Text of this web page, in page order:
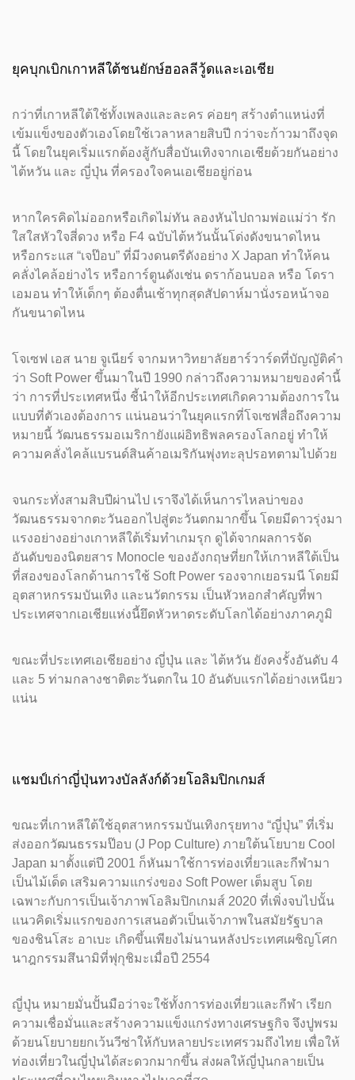
ยุคบุกเบิกเกาหลีใต้ชนยักษ์ฮอลลีวู้ดและเอเชีย
กว่าที่เกาหลีใต้ใช้ทั้งเพลงและละคร ค่อยๆ สร้างตำแหน่งที่
เข้มแข็งของตัวเองโดยใช้เวลาหลายสิบปี กว่าจะก้าวมาถึงจุด
นี้ โดยในยุคเริ่มแรกต้องสู้กับสื่อบันเทิงจากเอเชียด้วยกันอย่าง
ไต้หวัน และ ญี่ปุ่น ที่ครองใจคนเอเชียอยู่ก่อน
หากใครคิดไม่ออกหรือเกิดไม่ทัน ลองหันไปถามพ่อแม่ว่า รัก
ใสใสหัวใจสี่ดวง หรือ F4 ฉบับไต้หวันนั้นโด่งดังขนาดไหน
หรือกระแส “เจป๊อบ” ที่มีวงดนตรีดังอย่าง X Japan ทำให้คน
คลั่งไคล้อย่างไร หรือการ์ตูนดังเช่น ดราก้อนบอล หรือ โดรา
เอมอน ทำให้เด็กๆ ต้องตื่นเช้าทุกสุดสัปดาห์มานั่งรอหน้าจอ
กันขนาดไหน
โจเซฟ เอส นาย จูเนียร์ จากมหาวิทยาลัยฮาร์วาร์ดที่บัญญัติคำ
ว่า Soft Power ขึ้นมาในปี 1990 กล่าวถึงความหมายของคำนี้
ว่า การที่ประเทศหนึ่ง ชี้นำให้อีกประเทศเกิดความต้องการใน
แบบที่ตัวเองต้องการ แน่นอนว่าในยุคแรกที่โจเซฟสื่อถึงความ
หมายนี้ วัฒนธรรมอเมริกายังแผ่อิทธิพลครองโลกอยู่ ทำให้
ความคลั่งไคล้แบรนด์สินค้าอเมริกันพุ่งทะลุปรอทตามไปด้วย
จนกระทั่งสามสิบปีผ่านไป เราจึงได้เห็นการไหลบ่าของ
วัฒนธรรมจากตะวันออกไปสู่ตะวันตกมากขึ้น โดยมีดาวรุ่งมา
แรงอย่างอย่างเกาหลีใต้เริ่มทำเกมรุก ดูได้จากผลการจัด
อันดับของนิตยสาร Monocle ของอังกฤษที่ยกให้เกาหลีใต้เป็น
ที่สองของโลกด้านการใช้ Soft Power รองจากเยอรมนี โดยมี
อุตสาหกรรมบันเทิง และนวัตกรรม เป็นหัวหอกสำคัญที่พา
ประเทศจากเอเชียแห่งนี้ยึดหัวหาดระดับโลกได้อย่างภาคภูมิ
ขณะที่ประเทศเอเชียอย่าง ญี่ปุ่น และ ไต้หวัน ยังคงรั้งอันดับ 4
และ 5 ท่ามกลางชาติตะวันตกใน 10 อันดับแรกได้อย่างเหนียว
แน่น
แชมป์เก่าญี่ปุ่นทวงบัลลังก์ด้วยโอลิมปิกเกมส์
ขณะที่เกาหลีใต้ใช้อุตสาหกรรมบันเทิงกรุยทาง “ญี่ปุ่น” ที่เริ่ม
ส่งออกวัฒนธรรมป๊อบ (J Pop Culture) ภายใต้นโยบาย Cool
Japan มาตั้งแต่ปี 2001 ก็หันมาใช้การท่องเที่ยวและกีฬามา
เป็นไม้เด็ด เสริมความแกร่งของ Soft Power เต็มสูบ โดย
เฉพาะกับการเป็นเจ้าภาพโอลิมปิกเกมส์ 2020 ที่เพิ่งจบไปนั้น
แนวคิดเริ่มแรกของการเสนอตัวเป็นเจ้าภาพในสมัยรัฐบาล
ของชินโสะ อาเบะ เกิดขึ้นเพียงไม่นานหลังประเทศเผชิญโศก
นาฎกรรมสึนามิที่ฟุกุชิมะเมื่อปี 2554
ญี่ปุ่น หมายมั่นปั้นมือว่าจะใช้ทั้งการท่องเที่ยวและกีฬา เรียก
ความเชื่อมั่นและสร้างความแข็งแกร่งทางเศรษฐกิจ จึงปูพรม
ด้วยนโยบายยกเว้นวีซ่าให้กับหลายประเทศรวมถึงไทย เพื่อให้
ท่องเที่ยวในญี่ปุ่นได้สะดวกมากขึ้น ส่งผลให้ญี่ปุ่นกลายเป็น